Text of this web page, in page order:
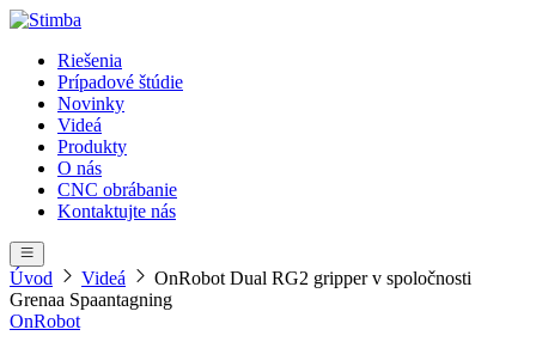
Riešenia
Prípadové štúdie
Novinky
Videá
Produkty
O nás
CNC obrábanie
Kontaktujte nás
Úvod Videá
OnRobot Dual RG2 gripper v spoločnosti
Grenaa Spaantagning
OnRobot